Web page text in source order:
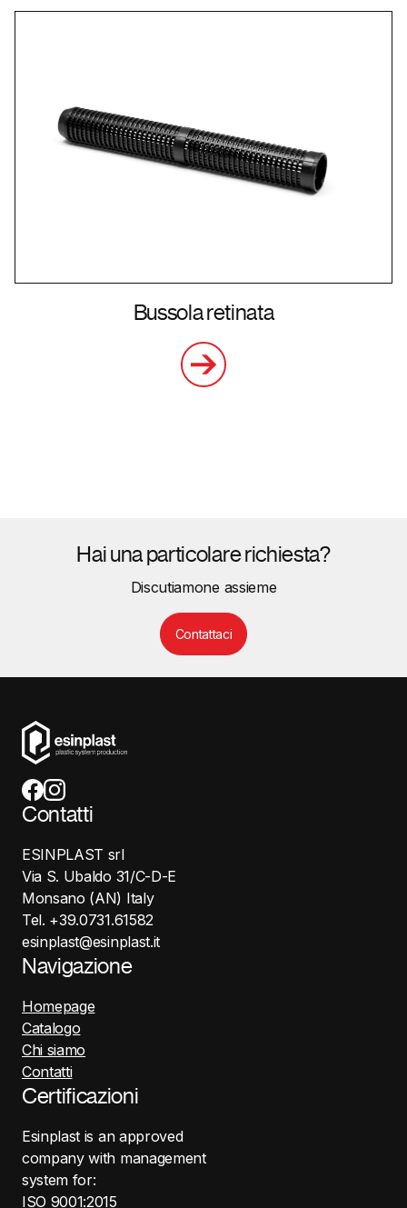
Bussola retinata
Hai una particolare richiesta?
Discutiamone assieme
Contattaci
Contatti
ESINPLAST srl
Via S. Ubaldo 31/C-D-E
Monsano (AN) Italy
Tel. +39.0731.61582
esinplast@esinplast.it
Navigazione
Homepage
Catalogo
Chi siamo
Contatti
Certificazioni
Esinplast is an approved
company with management
system for:
ISO 9001:2015